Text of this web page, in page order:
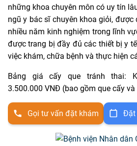
những khoa chuyên môn có uy tín
ngũ y bác sĩ chuyên khoa giỏi,
nhiều năm kinh nghiệm trong lĩnh
được trang bị đầy đủ các thiết bị y
việc khám, chữa bệnh và thực hiện
Bảng giá cấy que tránh thai:
3.500.000 VNĐ (bao gồm que cấy
Gọi tư vấn đặt khám Đặt